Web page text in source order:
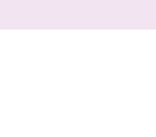
Hauptinhalt